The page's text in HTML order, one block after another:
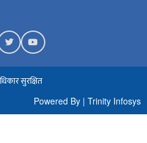
सुरक्षित
Powered By | Trinity Infosys